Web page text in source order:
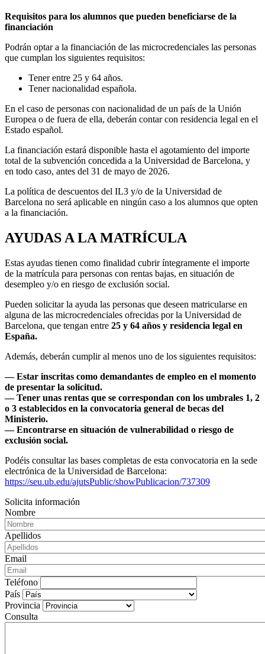
Requisitos para los alumnos que pueden beneficiarse de la
financiación
Podrán optar a la financiación de las microcredenciales las personas
que cumplan los siguientes requisitos:
Tener entre 25 y 64 años.
Tener nacionalidad española.
En el caso de personas con nacionalidad de un país de la Unión
Europea o de fuera de ella, deberán contar con residencia legal en el
Estado español.
La financiación estará disponible hasta el agotamiento del importe
total de la subvención concedida a la Universidad de Barcelona, y
en todo caso, antes del 31 de mayo de 2026.
La política de descuentos del IL3 y/o de la Universidad de
Barcelona no será aplicable en ningún caso a los alumnos que opten
a la financiación.
AYUDAS A LA MATRÍCULA
Estas ayudas tienen como finalidad cubrir íntegramente el importe
de la matrícula para personas con rentas bajas, en situación de
desempleo y/o en riesgo de exclusión social.
Pueden solicitar la ayuda las personas que deseen matricularse en
alguna de las microcredenciales ofrecidas por la Universidad de
Barcelona, que tengan entre 25 y 64 años y residencia legal en
España.
Además, deberán cumplir al menos uno de los siguientes requisitos:
— Estar inscritas como demandantes de empleo en el momento
de presentar la solicitud.
— Tener unas rentas que se correspondan con los umbrales 1, 2
o 3 establecidos en la convocatoria general de becas del
Ministerio.
— Encontrarse en situación de vulnerabilidad o riesgo de
exclusión social.
Podéis consultar las bases completas de esta convocatoria en la sede
electrónica de la Universidad de Barcelona:
https://seu.ub.edu/ajutsPublic/showPublicacion/737309
Solicita información
Nombre
Apellidos
Email
Teléfono
País
Provincia
Consulta